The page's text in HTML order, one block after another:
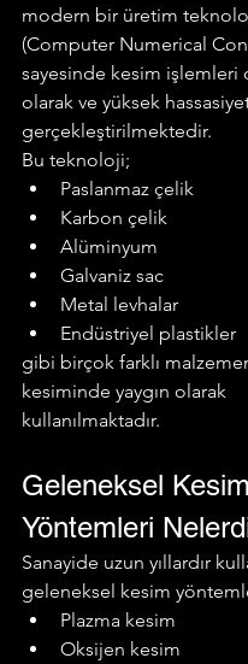
modern bir üretim
(Computer Numerical
sayesinde kesim işlemleri
olarak ve yüksek
gerçekleştirilmektedir.
Bu teknoloji;
Paslanmaz çelik
Karbon çelik
Alüminyum
Galvaniz sac
Metal levhalar
Endüstriyel plastikler
gibi birçok farklı
kesiminde yaygın olarak
kullanılmaktadır.
Geleneksel Kesim
Yöntemleri
Sanayide uzun yıllardır
geleneksel kesim
Plazma kesim
Oksijen kesim